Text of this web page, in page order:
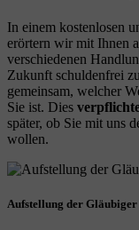
In einem kostenlosen
erörtern wir mit Ihnen
verschiedenen
Zukunft schuldenfrei
gemeinsam, welcher
Sie ist. Dies
später, ob Sie mit uns
wollen.
Aufstellung der Gläubiger